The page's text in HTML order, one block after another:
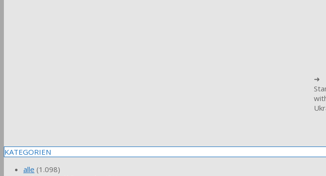
➜
KATEGORIEN
alle (1.098)